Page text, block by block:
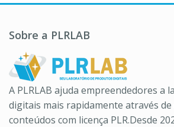
Sobre a PLRLAB
A PLRLAB ajuda empreendedores a
digitais mais rapidamente através
conteúdos com licença PLR.Desde